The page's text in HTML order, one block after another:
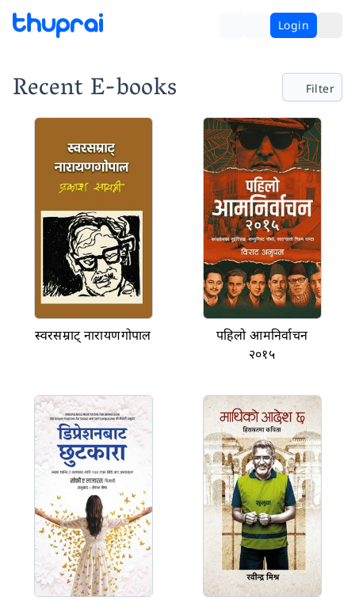
Login
Recent E-books Filter
स्वरसम्राट् नारायणगोपाल
पहिलो आमनिर्वाचन
२०१५